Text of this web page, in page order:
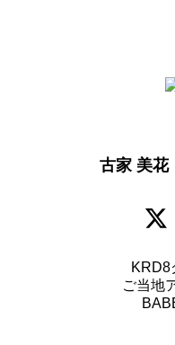
古家 美花
KRD8
ご当地